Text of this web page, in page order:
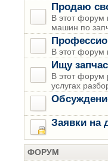
Продаю
В этот форум
машин по
В этот форум
Ищу
В этот форум
услугах
Заявки на
ФОРУМ